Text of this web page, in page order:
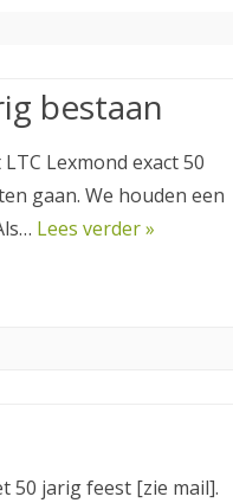
bestaan
Lexmond exact 50
gaan. We houden een
Lees verder »
50 jarig feest [zie mail].